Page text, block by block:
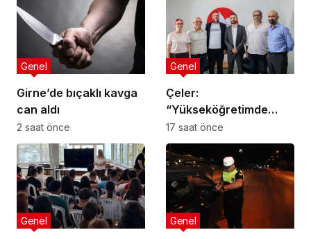
Girne’de bıçaklı kavga
can aldı
Genel
2 saat önce
Çeler:
“Yükseköğretimde
günü kurtaran değil,
geleceği planlayan
politikalara ihtiyaç var”
Genel
17 saat önce
Genel Genel